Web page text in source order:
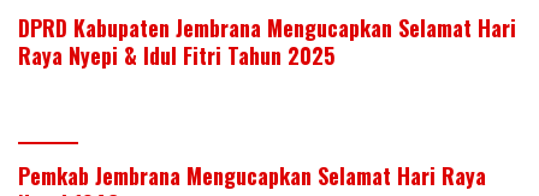
DPRD Kabupaten Jembrana Mengucapkan Selamat Hari
Raya Nyepi & Idul Fitri Tahun 2025
Pemkab Jembrana Mengucapkan Selamat Hari Raya